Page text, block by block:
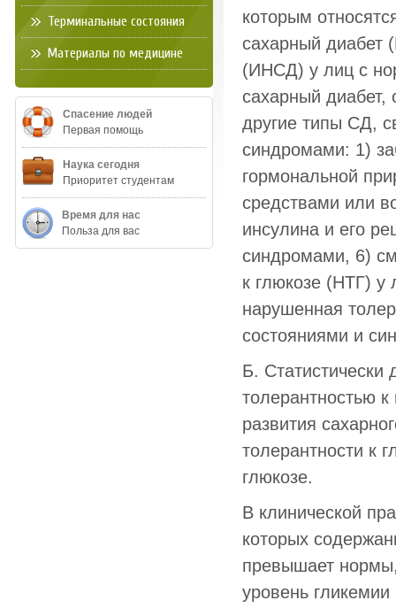
которым
сахарный диабет
(ИНСД) у лиц с
сахарный
другие типы СД,
синдромами: 1)
гормональной
средствами или
инсулина и его
синдромами, 6)
к глюкозе (НТГ) у
нарушенная
состояниями и
Б. Статистически
толерантностью
развития
толерантности к
глюкозе.
В клинической
которых
превышает
уровень
Терминальные состояния
Материалы по медицине
Спасение людей
Первая помощь
Наука сегодня
Приоритет студентам
Время для нас
Польза для вас